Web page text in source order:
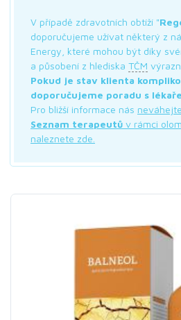
V případě zdravotních obtíží "
doporučujeme užívat některý z
Energy, které mohou být díky
a působení z hlediska TČM
Pokud je stav klienta
doporučujeme poradu s
Pro bližší informace nás
Seznam terapeutů v rámci
naleznete zde.